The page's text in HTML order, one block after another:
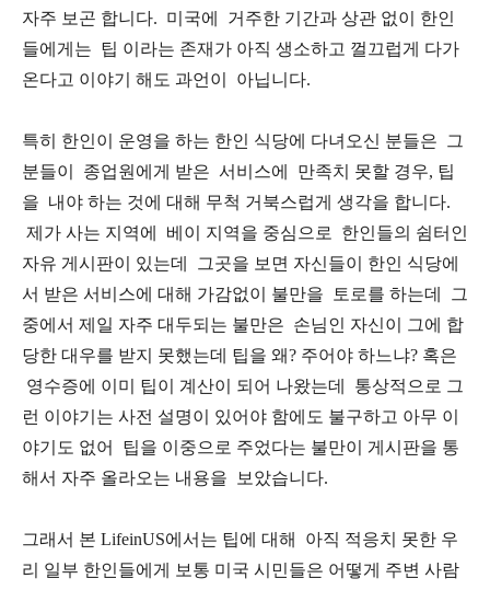
자주 보곤 합니다. 미국에 거주한 기간과 상관 없이 한인
들에게는 팁 이라는 존재가 아직 생소하고 껄끄럽게 다가
온다고 이야기 해도 과언이 아닙니다.
특히 한인이 운영을 하는 한인 식당에 다녀오신 분들은 그
분들이 종업원에게 받은 서비스에 만족치 못할 경우, 팁
을 내야 하는 것에 대해 무척 거북스럽게 생각을 합니다.
제가 사는 지역에 베이 지역을 중심으로 한인들의 쉼터인
자유 게시판이 있는데 그곳을 보면 자신들이 한인 식당에
서 받은 서비스에 대해 가감없이 불만을 토로를 하는데 그
중에서 제일 자주 대두되는 불만은 손님인 자신이 그에 합
당한 대우를 받지 못했는데 팁을 왜? 주어야 하느냐? 혹은
영수증에 이미 팁이 계산이 되어 나왔는데 통상적으로 그
런 이야기는 사전 설명이 있어야 함에도 불구하고 아무 이
야기도 없어 팁을 이중으로 주었다는 불만이 게시판을 통
해서 자주 올라오는 내용을 보았습니다.
그래서 본 LifeinUS에서는 팁에 대해 아직 적응치 못한 우
리 일부 한인들에게 보통 미국 시민들은 어떻게 주변 사람